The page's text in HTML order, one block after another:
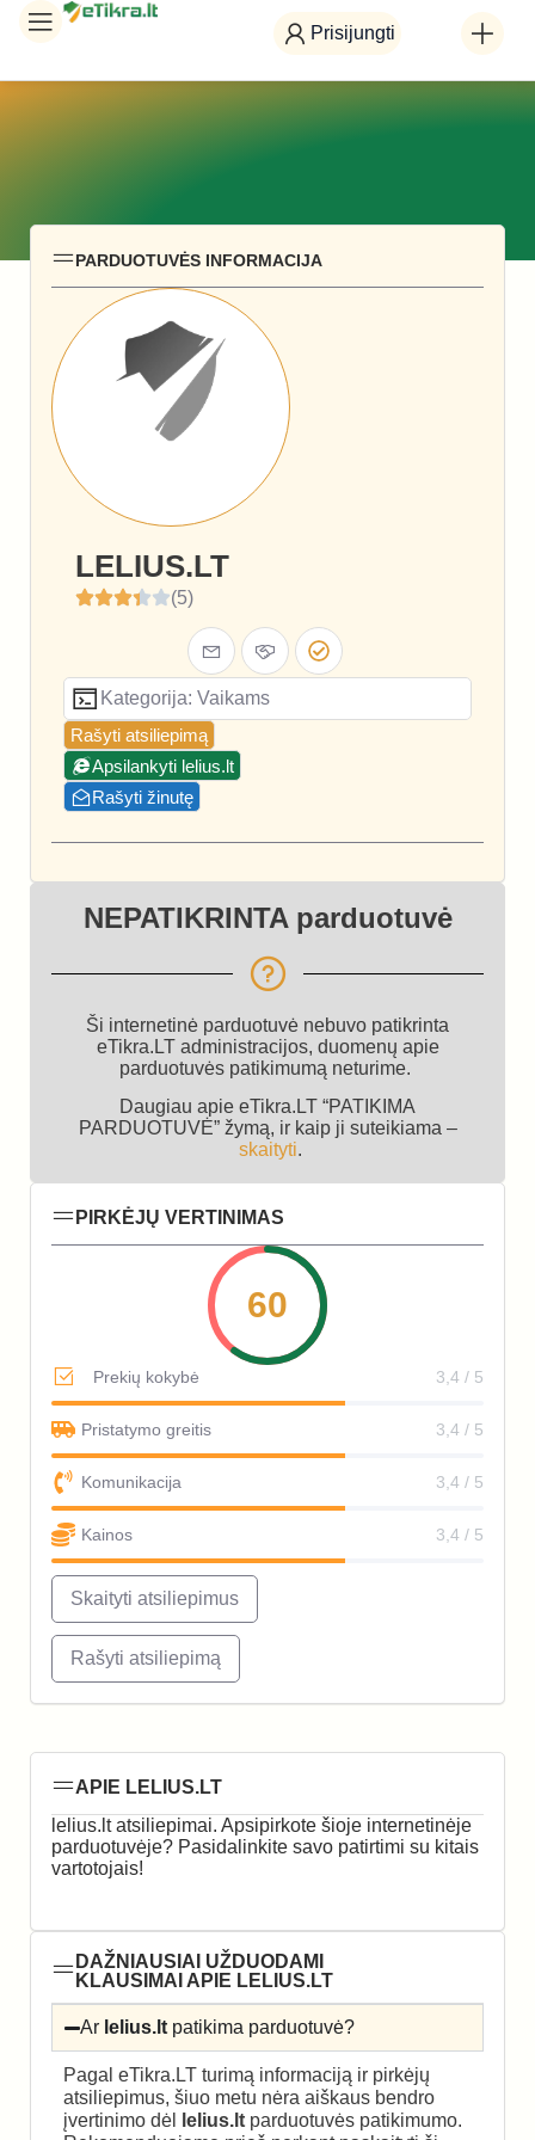
Prisijungti
PARDUOTUVĖS INFORMACIJA
LELIUS.LT
(5)
Kategorija: Vaikams
Rašyti atsiliepimą
Apsilankyti lelius.lt
Rašyti žinutę
NEPATIKRINTA parduotuvė
Ši internetinė parduotuvė nebuvo patikrinta
eTikra.LT administracijos, duomenų apie
parduotuvės patikimumą neturime.
Daugiau apie eTikra.LT “PATIKIMA
PARDUOTUVĖ” žymą, ir kaip ji suteikiama –
skaityti.
PIRKĖJŲ VERTINIMAS
60
Prekių kokybė 3,4 / 5
Pristatymo greitis 3,4 / 5
Komunikacija 3,4 / 5
Kainos 3,4 / 5
Skaityti atsiliepimus
Rašyti atsiliepimą
APIE LELIUS.LT
lelius.lt atsiliepimai. Apsipirkote šioje internetinėje
parduotuvėje? Pasidalinkite savo patirtimi su kitais
vartotojais!
DAŽNIAUSIAI UŽDUODAMI
KLAUSIMAI APIE LELIUS.LT
Ar lelius.lt patikima parduotuvė?
Pagal eTikra.LT turimą informaciją ir pirkėjų
atsiliepimus, šiuo metu nėra aiškaus bendro
įvertinimo dėl
lelius.lt parduotuvės patikimumo.